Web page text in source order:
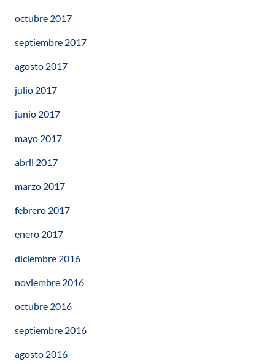
octubre 2017
septiembre 2017
agosto 2017
julio 2017
junio 2017
mayo 2017
abril 2017
marzo 2017
febrero 2017
enero 2017
diciembre 2016
noviembre 2016
octubre 2016
septiembre 2016
agosto 2016